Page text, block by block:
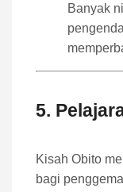
Banyak
5.
Kisah Obito
bagi